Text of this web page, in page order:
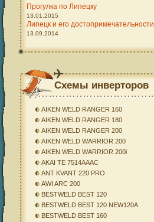
Прогулка по Липецку
13.01.2015
Липецк и его достопримечательности
13.09.2014
Схемы инверторов
AIKEN WELD RANGER 160
AIKEN WELD RANGER 180
AIKEN WELD RANGER 200
AIKEN WELD WARRIOR 200
AIKEN WELD WARRIOR 200i
AKAI TE 7514AAAC
ANT KVANT 220 PRO
AWI ARC 200
BESTWELD BEST 120
BESTWELD BEST 120 NEW120A
BESTWELD BEST 160